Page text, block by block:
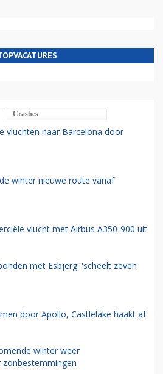
Crashes
vluchten naar Barcelona door
winter nieuwe route vanaf
vlucht met Airbus A350-900 uit
met Esbjerg: 'scheelt zeven
door Apollo, Castlelake haakt af
winter weer
zonbestemmingen